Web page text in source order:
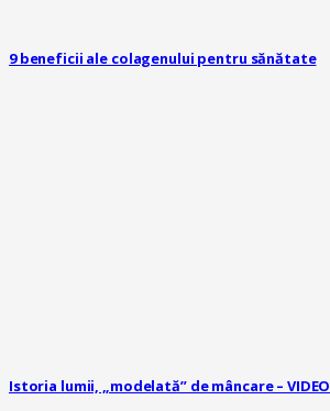
9 beneficii ale colagenului pentru sănătate
Istoria lumii, „modelată” de mâncare – VIDEO